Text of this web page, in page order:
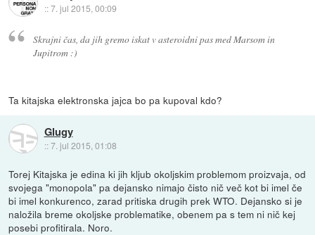
::7. jul 2015, 00:09
Skrajni čas, da jih gremo iskat v asteroidni pas med Marsom in
Jupitrom :)
Ta kitajska elektronska jajca bo pa kupoval kdo?
Glugy
::7. jul 2015, 01:08
Torej Kitajska je edina ki jih kljub okoljskim problemom proizvaja, od
svojega "monopola" pa dejansko nimajo čisto nič več kot bi imel če
bi imel konkurenco, zarad pritiska drugih prek WTO. Dejansko si je
naložila breme okoljske problematike, obenem pa s tem ni nič kej
posebi profitirala. Noro.